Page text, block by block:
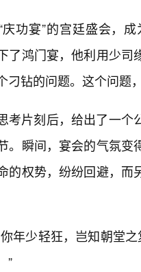
庆功宴”的宫廷盛会，
了鸿门宴，他利用少
刁钻的问题。这个问题
考片刻后，给出了一
。瞬间，宴会的气氛
的权势，纷纷回避，
年少轻狂，岂知朝堂
”